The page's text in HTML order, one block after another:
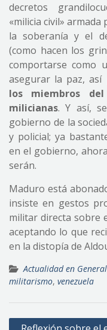
decretos
«milicia civil»
la soberanía y el
(como hacen los
comportarse como
asegurar la paz, así
los miembros
milicianas. Y así,
gobierno de la
y policial; ya
en el gobierno,
serán.
Maduro está
insiste en gestos
militar directa sobre
aceptando lo que
en la distopía de
Actualidad en General
militarismo, venezuela
Navegación